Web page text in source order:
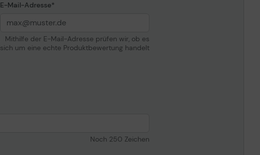
E-Mail-Adresse
Mithilfe der E-Mail-Adresse prüfen wir, ob es
sich um eine echte Produktbewertung handelt
Noch 250 Zeichen